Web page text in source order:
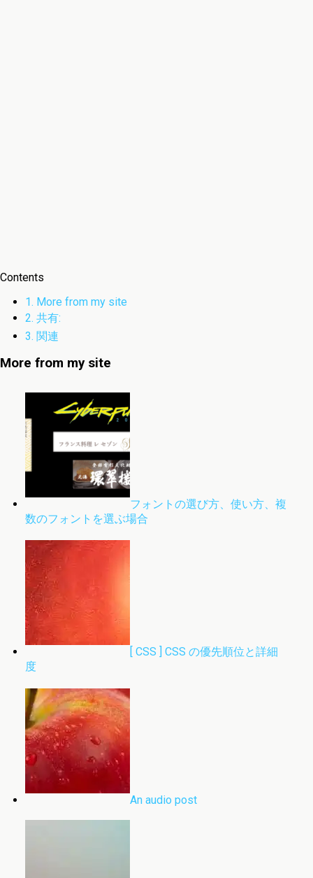
Contents
1. More from my site
2. 共有:
3. 関連
More from my site
フォントの選び方、使い方、複
数のフォントを選ぶ場合
[ CSS ] CSS の優先順位と詳細
度
An audio post